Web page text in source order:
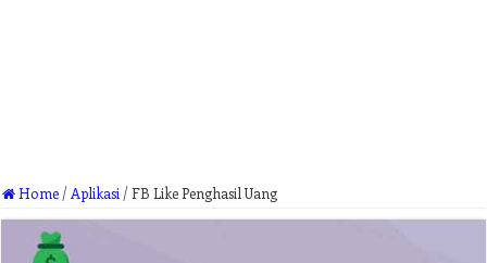
Home / Aplikasi /FB Like Penghasil Uang